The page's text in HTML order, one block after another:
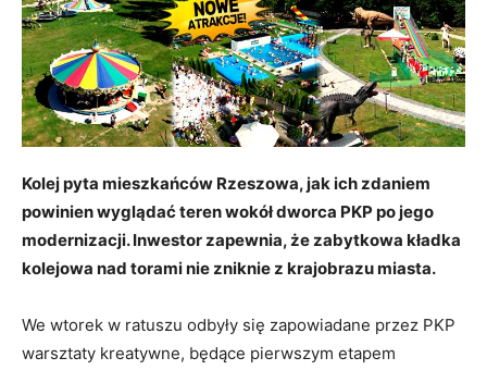
Kolej pyta mieszkańców Rzeszowa, jak ich zdaniem
powinien wyglądać teren wokół dworca PKP po jego
modernizacji. Inwestor zapewnia, że zabytkowa kładka
kolejowa nad torami nie zniknie z krajobrazu miasta.
We wtorek w ratuszu odbyły się zapowiadane przez PKP
warsztaty kreatywne, będące pierwszym etapem